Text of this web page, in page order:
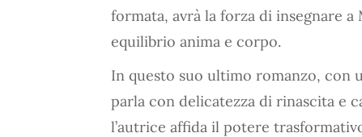
formata, avrà la forza di insegnare
equilibrio anima e corpo.
In questo suo ultimo romanzo, con
parla con delicatezza di rinascita e
l’autrice affida il potere